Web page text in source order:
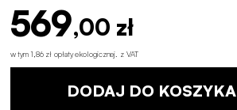
569,00 zł
w tym 1,86 zł opłaty ekologicznej z VAT
DODAJ DO KOSZYKA